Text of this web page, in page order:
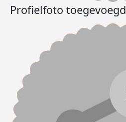
Profielfoto toegevoegd